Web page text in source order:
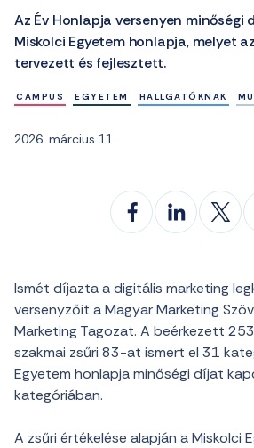
Az Év Honlapja versenyen minőségi
Miskolci Egyetem honlapja, melyet
tervezett és fejlesztett.
CAMPUS EGYETEM HALLGATÓKNAK
2026. március 11.
Ismét díjazta a digitális marketing
versenyzőit a Magyar Marketing
Marketing Tagozat. A beérkezett
szakmai zsűri 83-at ismert el 31
Egyetem honlapja minőségi díjat
kategóriában.
A zsűri értékelése alapján a Miskolci